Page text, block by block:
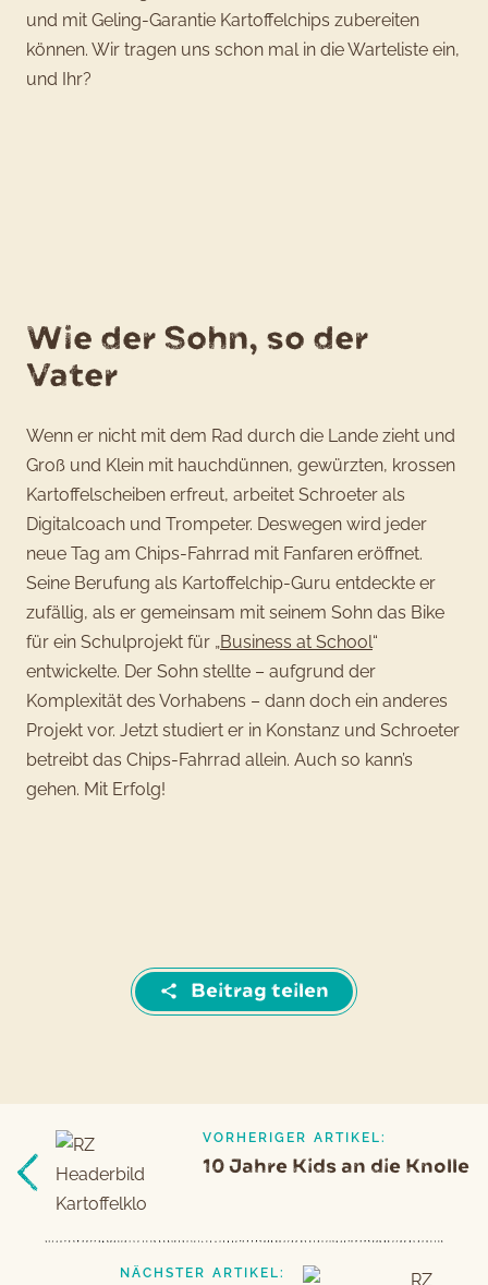
und mit Geling-Garantie Kartoffelchips zubereiten
können. Wir tragen uns schon mal in die Warteliste ein,
und Ihr?
Wie der Sohn, so der
Vater
Wenn er nicht mit dem Rad durch die Lande zieht und
Groß und Klein mit hauchdünnen, gewürzten, krossen
Kartoffelscheiben erfreut, arbeitet Schroeter als
Digitalcoach und Trompeter. Deswegen wird jeder
neue Tag am Chips-Fahrrad mit Fanfaren eröffnet.
Seine Berufung als Kartoffelchip-Guru entdeckte er
zufällig, als er gemeinsam mit seinem Sohn das Bike
für ein Schulprojekt für „Business at School“
entwickelte. Der Sohn stellte – aufgrund der
Komplexität des Vorhabens – dann doch ein anderes
Projekt vor. Jetzt studiert er in Konstanz und Schroeter
betreibt das Chips-Fahrrad allein. Auch so kann’s
gehen. Mit Erfolg!
Beitrag teilen
Beitragsnavigation
Vorheriger
Artikel
VORHERIGER ARTIKEL:
10 Jahre Kids an die Knolle
NÄCHSTER ARTIKEL: